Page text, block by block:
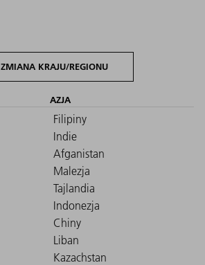
ZMIANA KRAJU/REGIONU
AZJA
Filipiny
Indie
Afganistan
Malezja
Tajlandia
Indonezja
Chiny
Liban
Kazachstan